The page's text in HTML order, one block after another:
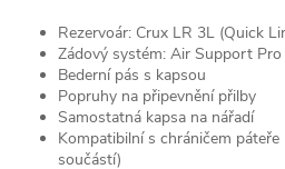
Rezervoár: Crux LR 3L (Quick
Zádový systém: Air Support
Bederní pás s kapsou
Popruhy na připevnění přilby
Samostatná kapsa na nářadí
Kompatibilní s chráničem
součástí)